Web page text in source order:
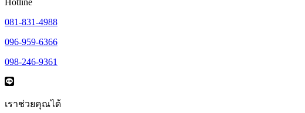
Hotline
081-831-4988
096-959-6366
098-246-9361
เราช่วยคุณได้